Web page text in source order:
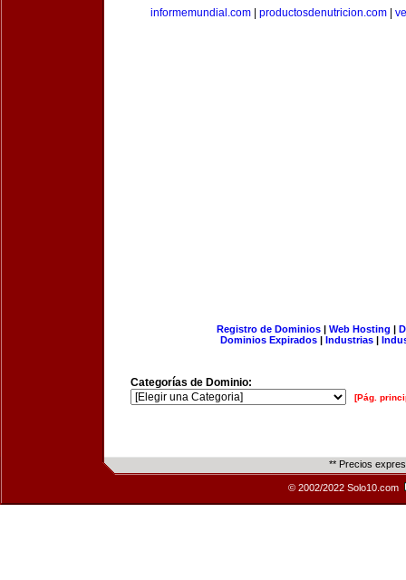
informemundial.com
productosdenutricion.com
Registro de Dominios| Web Hosting |
Dominios Expirados | Industrias |
Categorías de Dominio:
[Pág.
** Precios
© 2002/2022 Solo10.com